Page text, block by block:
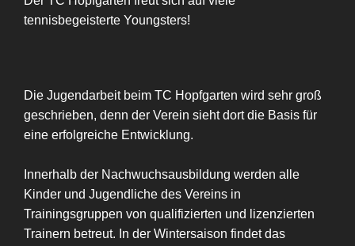
tennisbegeisterte Youngsters!
Die Jugendarbeit beim TC Hopfgarten wird sehr groß
geschrieben, denn der Verein sieht dort die Basis für
eine erfolgreiche Entwicklung.
Innerhalb der Nachwuchsausbildung werden alle
Kinder und Jugendliche des Vereins in
Trainingsgruppen von qualifizierten und lizenzierten
Trainern betreut. In der Wintersaison findet das